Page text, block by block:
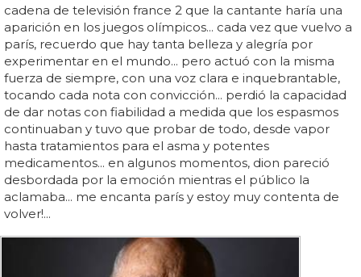
cadena de televisión france 2 que la cantante haría una
aparición en los juegos olímpicos... cada vez que vuelvo a
parís, recuerdo que hay tanta belleza y alegría por
experimentar en el mundo... pero actuó con la misma
fuerza de siempre, con una voz clara e inquebrantable,
tocando cada nota con convicción... perdió la capacidad
de dar notas con fiabilidad a medida que los espasmos
continuaban y tuvo que probar de todo, desde vapor
hasta tratamientos para el asma y potentes
medicamentos... en algunos momentos, dion pareció
desbordada por la emoción mientras el público la
aclamaba... me encanta parís y estoy muy contenta de
volver!...